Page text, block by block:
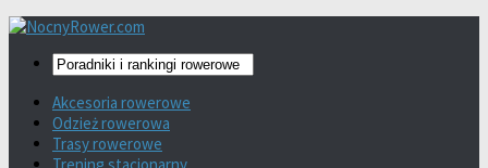
Akcesoria rowerowe
Odzież rowerowa
Trasy rowerowe